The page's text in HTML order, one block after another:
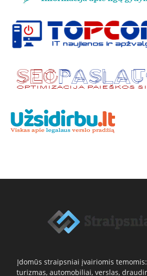
Įdomūs straipsniai įvairiomis
turizmas, automobiliai, verslas,